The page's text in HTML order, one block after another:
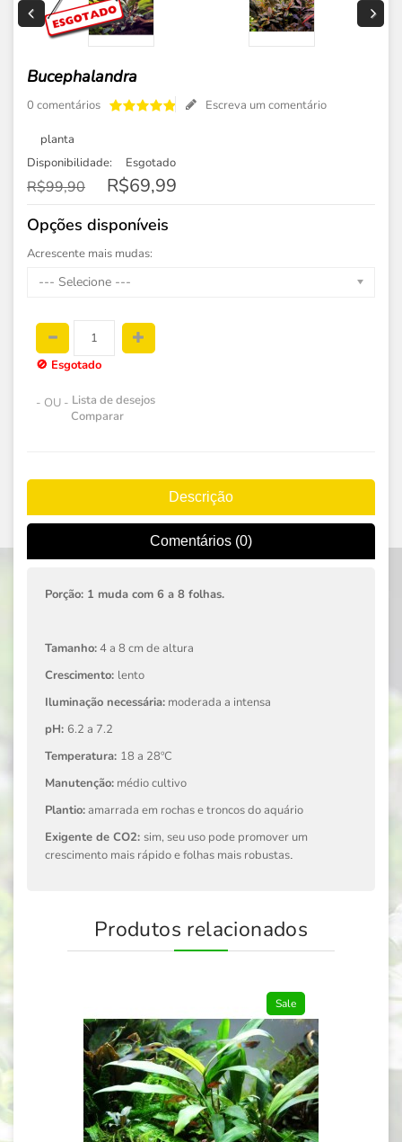
Bucephalandra
0 comentários Escreva um comentário
planta
Disponibilidade:
Esgotado
R$99,90 R$69,99
Opções disponíveis
Acrescente mais mudas:
--- Selecione ---
🚫 Esgotado
- OU - Lista de desejos
Comparar
Descrição
Comentários (0)
Porção: 1 muda com 6 a 8 folhas.
Tamanho:4 a 8 cm de altura
Crescimento: lento
Iluminação necessária: moderada a intensa
pH: 6.2 a 7.2
Temperatura: 18 a 28ºC
Manutenção: médio cultivo
Plantio:amarrada em rochas e troncos do aquário
Exigente de CO2: sim, seu uso pode promover um
crescimento mais rápido e folhas mais robustas.
Produtos relacionados
Sale